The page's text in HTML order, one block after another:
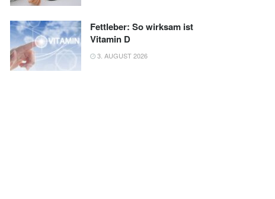
Fettleber: So wirksam ist
Vitamin D
3. AUGUST 2026